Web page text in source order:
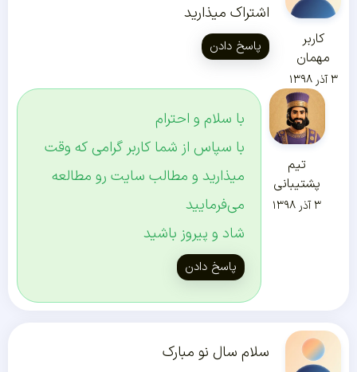
کاربر
مهمان
۳ آذر ۱۳۹۸
اشتراک میذارید
پاسخ دادن
تیم
پشتیبانی
۳ آذر ۱۳۹۸
با سلام و احترام
با سپاس از شما کاربر گرامی که وقت
میذارید و مطالب سایت رو مطالعه
می‌‌فرمایید
شاد و پیروز باشید
پاسخ دادن
سلام سال نو مبارک